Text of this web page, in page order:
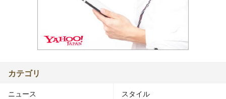
カテゴリ
ニュース スタイル